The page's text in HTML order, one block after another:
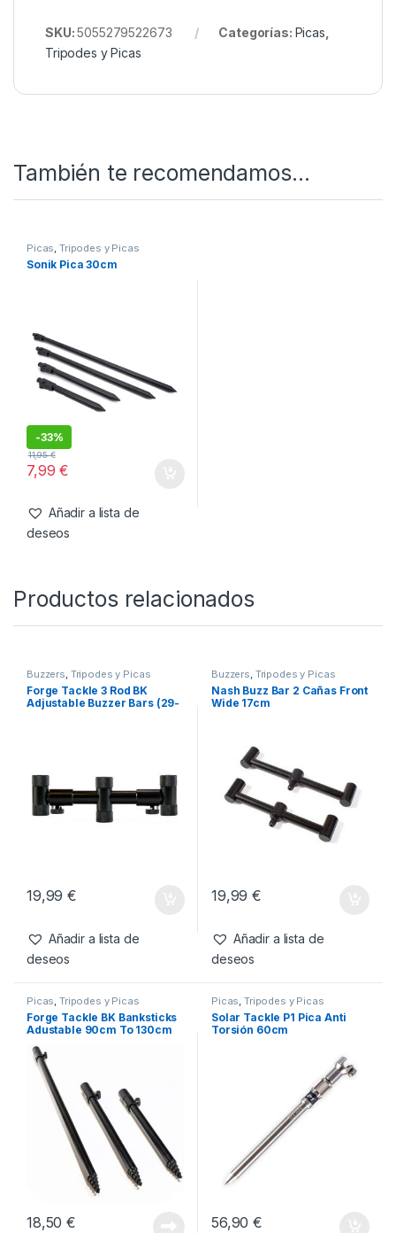
SKU:5055279522673 Categorías: Picas,
Tripodes y Picas
También te recomendamos…
Picas,Tripodes y Picas
Sonik Pica 30cm
-33%
7,99€
11,95€
Añadir a lista de
deseos
Productos relacionados
Buzzers, Tripodes y Picas
Forge Tackle 3 Rod BK
Adjustable Buzzer Bars (29-
19,99€
Añadir a lista de
deseos
Buzzers, Tripodes y Picas
Nash Buzz Bar 2 Cañas Front
Wide 17cm
19,99€
Añadir a lista de
deseos
Picas,Tripodes y Picas
Forge Tackle BK Banksticks
Adustable 90cm To 130cm
18,50€
Picas,Tripodes y Picas
Solar Tackle P1 Pica Anti
Torsión 60cm
56,90€